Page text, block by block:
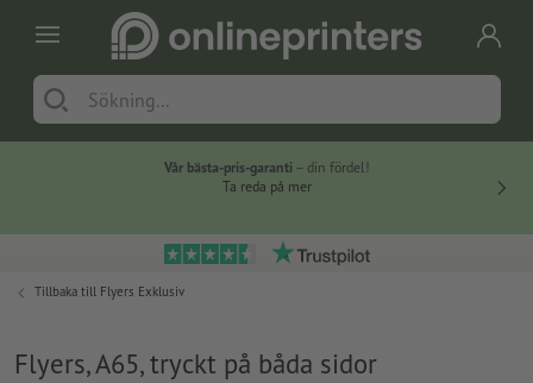
Vår bästa-pris-garanti – din fördel!
Ta reda på mer
Tillbaka till Flyers Exklusiv
Flyers, A65, tryckt på båda sidor